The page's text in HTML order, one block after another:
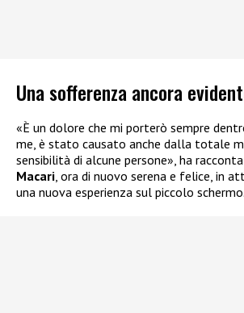
Una sofferenza ancora
«È un dolore che mi porterò sempre
me, è stato causato anche dalla totale
sensibilità di alcune persone», ha
Macari , ora di nuovo serena e felice, in
una nuova esperienza sul piccolo schermo.